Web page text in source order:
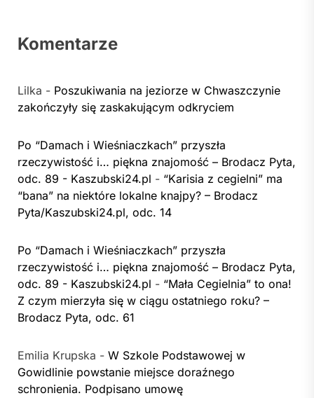
Komentarze
Lilka - Poszukiwania na jeziorze w Chwaszczynie
zakończyły się zaskakującym odkryciem
Po “Damach i Wieśniaczkach” przyszła
rzeczywistość i… piękna znajomość – Brodacz Pyta,
odc. 89 - Kaszubski24.pl - “Karisia z cegielni” ma
“bana” na niektóre lokalne knajpy? – Brodacz
Pyta/Kaszubski24.pl, odc. 14
Po “Damach i Wieśniaczkach” przyszła
rzeczywistość i… piękna znajomość – Brodacz Pyta,
odc. 89 - Kaszubski24.pl - “Mała Cegielnia” to ona!
Z czym mierzyła się w ciągu ostatniego roku? –
Brodacz Pyta, odc. 61
Emilia Krupska - W Szkole Podstawowej w
Gowidlinie powstanie miejsce doraźnego
schronienia. Podpisano umowę